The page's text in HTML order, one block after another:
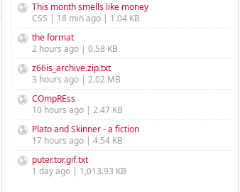
This month smells like money
CSS | 18 min ago | 1.04 KB
the format
2 hours ago | 0.58 KB
z66is_archive.zip.txt
3 hours ago | 2.02 MB
COmpREss
10 hours ago | 2.47 KB
Plato and Skinner - a fiction
17 hours ago | 4.54 KB
puter.tor.gif.txt
1 day ago | 1,013.93 KB